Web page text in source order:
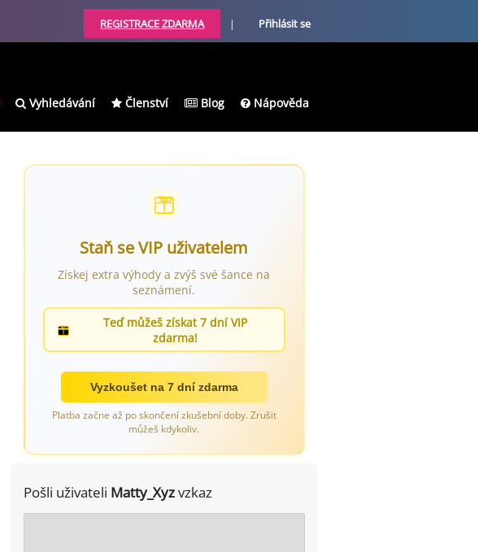
REGISTRACE ZDARMA | Přihlásit se
Vyhledávání Členství Blog Nápověda
Staň se VIP uživatelem
Získej extra výhody a zvýš své šance na
seznámení.
Teď můžeš získat 7 dní VIP
zdarma!
Vyzkoušet na 7 dní zdarma
Platba začne až po skončení zkušební doby. Zrušit
můžeš kdykoliv.
Pošli uživateli Matty_Xyzvzkaz